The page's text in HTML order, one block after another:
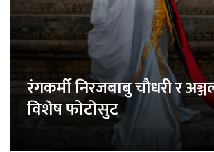
रंगकर्मी निरजबाबु चौधरी र
विशेष फोटोसुट